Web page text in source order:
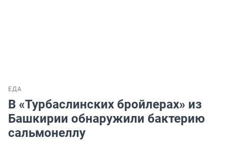
ЕДА
В «Турбаслинских бройлерах» из
Башкирии обнаружили бактерию
сальмонеллу